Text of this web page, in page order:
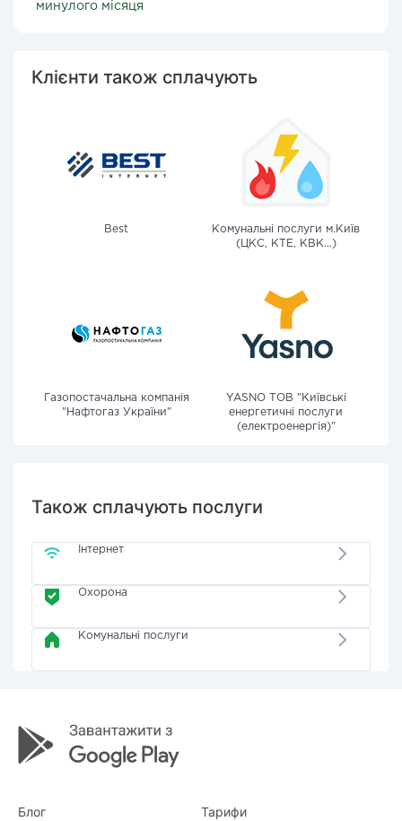
минулого місяця
Клієнти також сплачують
Best
Комунальні послуги м.Київ
(ЦКС, КТЕ, КВК...)
Газопостачальна компанія
"Нафтогаз України"
YASNO ТОВ "Київські
енергетичні послуги
(електроенергія)"
Також сплачують послуги
Інтернет
Охорона
Комунальні послуги
Блог Тарифи